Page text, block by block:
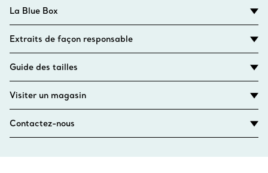
La Blue Box
Extraits de façon responsable
Guide des tailles
Visiter un magasin
Contactez-nous